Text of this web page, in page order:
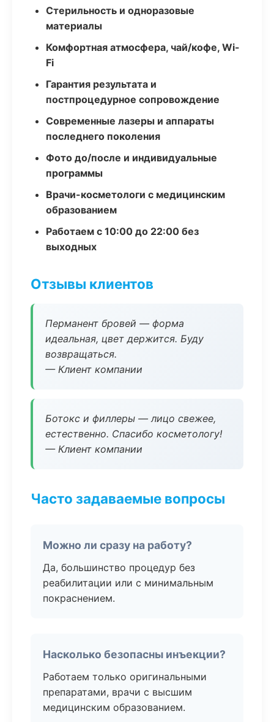
Стерильность и одноразовые
материалы
Комфортная атмосфера, чай/кофе, Wi-
Fi
Гарантия результата и
постпроцедурное сопровождение
Современные лазеры и аппараты
последнего поколения
Фото до/после и индивидуальные
программы
Врачи-косметологи с медицинским
образованием
Работаем с 10:00 до 22:00 без
выходных
Отзывы клиентов
Перманент бровей — форма
идеальная, цвет держится. Буду
возвращаться.
— Клиент компании
Ботокс и филлеры — лицо свежее,
естественно. Спасибо косметологу!
— Клиент компании
Часто задаваемые вопросы
Можно ли сразу на работу?
Да, большинство процедур без
реабилитации или с минимальным
покраснением.
Насколько безопасны инъекции?
Работаем только оригинальными
препаратами, врачи с высшим
медицинским образованием.